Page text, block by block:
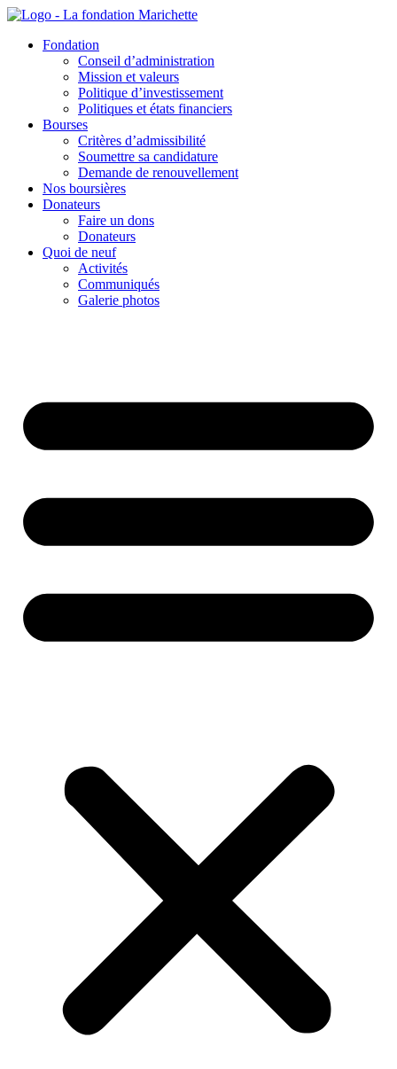
Aller
contenuFondation
Conseil d’administration
Mission et valeurs
Politique d’investissement
Politiques et états financiers
Bourses
Critères d’admissibilité
Soumettre sa candidature
Demande de renouvellement
Nos boursières
Donateurs
Faire un dons
Donateurs
Quoi de neuf
Activités
Communiqués
Galerie photos